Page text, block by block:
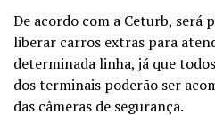
De acordo com a Ceturb, será
liberar carros extras para
determinada linha, já que
dos terminais poderão ser
das câmeras de segurança.